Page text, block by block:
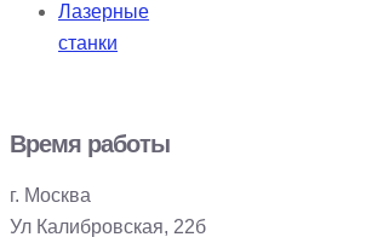
Лазерные
станки
Время работы
г. Москва
Ул Калибровская, 22б